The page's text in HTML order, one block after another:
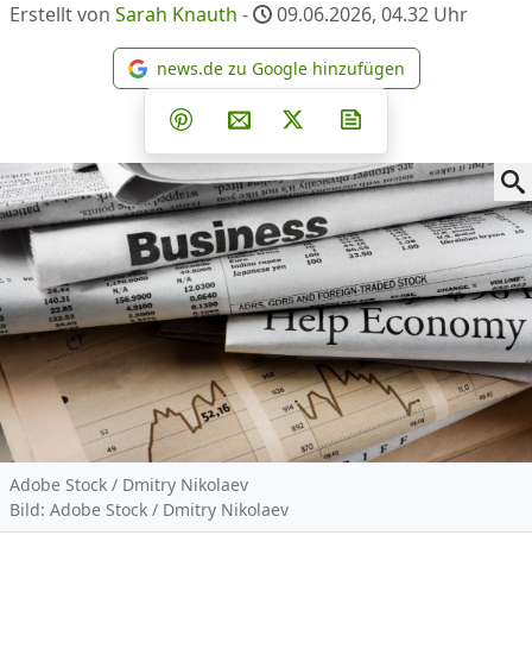
Erstellt von Sarah Knauth - 09.06.2026, 04.32 Uhr
news.de zu Google
news.de zu Google hinzufügen
Teilen auf Facebook
Teilen auf Whatsapp
Teilen auf Telegram
Teilen auf Pinterest
Per E-Mail teilen
Post auf X
Adobe Stock / Dmitry Nikolaev
Bild: Adobe Stock / Dmitry Nikolaev